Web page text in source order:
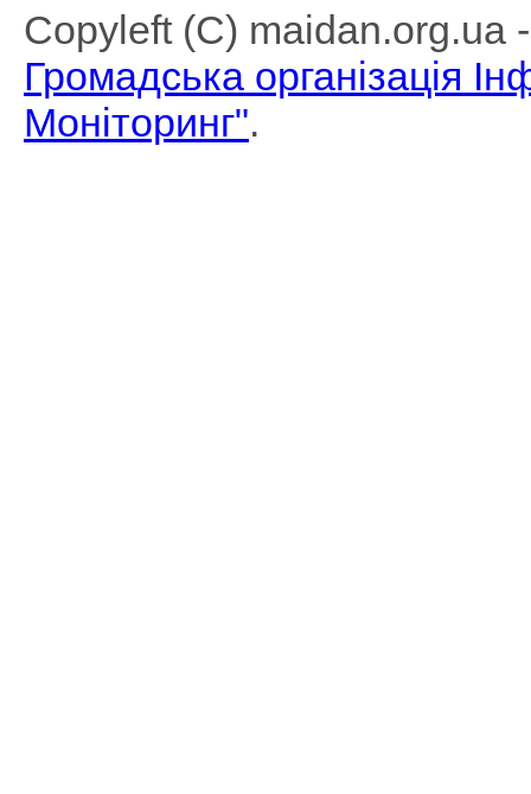
Copyleft (C) maidan.org.ua
Громадська організація
Моніторинг".